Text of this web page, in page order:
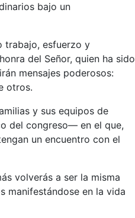
bajo un
trabajo, esfuerzo y
del Señor, quien ha sido
mensajes poderosos:
otros.
y sus equipos de
del congreso— en el que,
un encuentro con el
volverás a ser la misma
manifestándose en la vida